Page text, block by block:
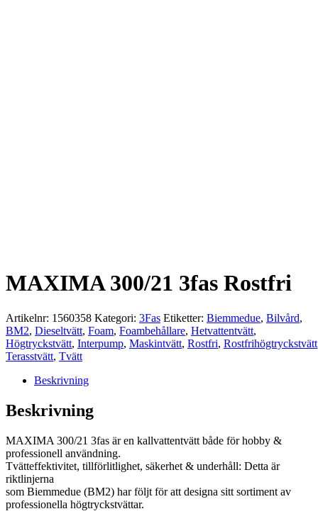
MAXIMA 300/21 3fas Rostfri
Artikelnr: 1560358 Kategori: 3Fas Etiketter: Biemmedue, Bilvård,
BM2, Dieseltvätt, Foam, Foambehållare, Hetvattentvätt,
Högtryckstvätt, Interpump, Maskintvätt, Rostfri, Rostfrihögtryckstvätt
Terasstvätt, Tvätt
Beskrivning
Beskrivning
MAXIMA 300/21 3fas är en kallvattentvätt både för hobby &
professionell användning.
Tvätteffektivitet, tillförlitlighet, säkerhet & underhåll: Detta är
riktlinjerna
som Biemmedue (BM2) har följt för att designa sitt sortiment av
professionella högtryckstvättar.